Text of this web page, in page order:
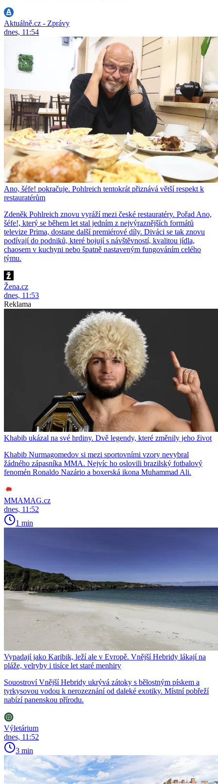
Aktuálně.cz - Zprávy
dnes, 11:54
Ano, šéfe! pokračuje. Pohlreich tentokrát přiznává větší respekt k
restauratérům
Zdeněk Pohlreich znovu vyráží mezi české restauratéry. Pořad Ano,
šéfe!, který se během let stal jedním z nejvýraznějších formátů
televize Prima, dostane další premiérové díly. Diváci se tak znovu
podívají do podniků, které bojují s návštěvností, kvalitou jídla,
chaosem v kuchyni nebo špatně nastaveným fungováním celého
týmu.
Žena.cz
dnes, 11:53
Reklama
Khabib ukázal na své hrdiny. Dvě legendy, které změnily jeho život
Khabib Nurmagomedov si mezi sportovními vzory nevybral
žádného zápasníka MMA. Nejvíc ho oslovili brazilský fotbalový
fenomén Ronaldo Nazário a boxerská ikona Muhammad Ali.
MMAMAG.cz
dnes, 11:52
1 min
Vypadají jako Karibik, leží ale v Evropě. Vnější Hebridy lákají na
pláže, velryby i tisíce let staré menhiry
Souostroví Vnější Hebridy ukrývá zátoky s bělostným pískem a
tyrkysovou vodou k nerozeznání od daleké exotiky. Místní pobřeží
nabízí panenskou přírodu.
Výletárium
dnes, 11:52
3 min